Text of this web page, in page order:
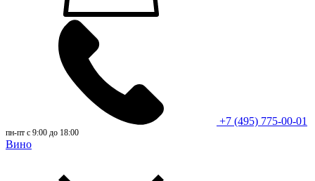
+7 (495) 775-00-01
пн-пт с 9:00 до 18:00
Вино